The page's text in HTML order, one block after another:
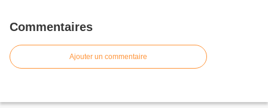
Commentaires
Ajouter un commentaire